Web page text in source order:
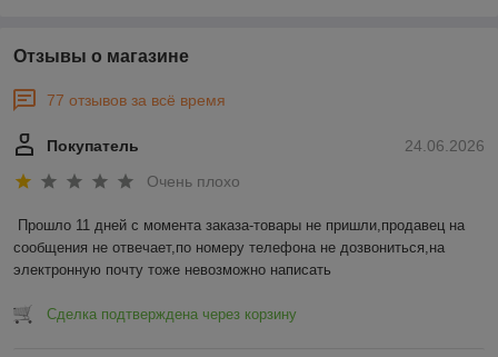
Отзывы о магазине
77 отзывов за всё время
24.06.2026
Покупатель
Очень плохо
Прошло 11 дней с момента заказа-товары не пришли,продавец на
сообщения не отвечает,по номеру телефона не дозвониться,на
электронную почту тоже невозможно написать
Сделка подтверждена через корзину